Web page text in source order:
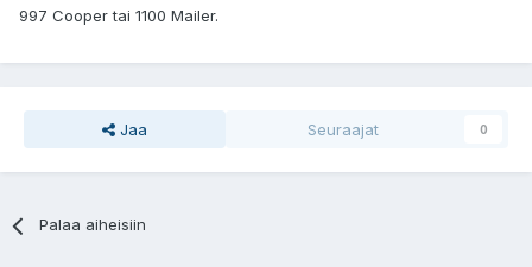
997 Cooper tai 1100 Mailer.
Jaa Seuraajat 0
Palaa aiheisiin